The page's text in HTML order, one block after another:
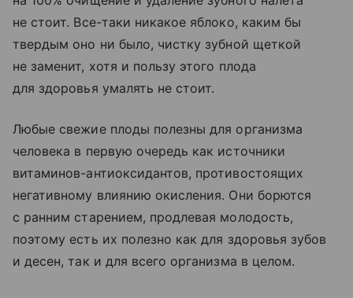
не стоит. Все-таки никакое яблоко, каким бы
твердым оно ни было, чистку зубной щеткой
не заменит, хотя и пользу этого плода
для здоровья умалять не стоит.
Любые свежие плоды полезны для организма
человека в первую очередь как источники
витаминов-антиоксидантов, противостоящих
негативному влиянию окисления. Они борются
с ранним старением, продлевая молодость,
поэтому есть их полезно как для здоровья зубов
и десен, так и для всего организма в целом.